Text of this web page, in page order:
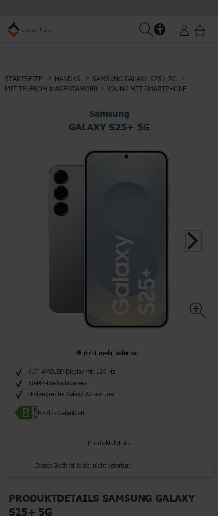
STARTSEITE HANDYS
SAMSUNG GALAXY S25+ 5G
MIT TELEKOM MAGENTAMOBIL L YOUNG MIT SMARTPHONE
Samsung
GALAXY S25+ 5G
nicht mehr lieferbar
6,7’’-AMOLED-Display mit 120 Hz
50-MP-Dreifachkamera
Umfangreiche Galaxy AI-Features
Produktdatenblatt
Produktdetails
Dieses Gerät ist leider nicht lieferbar.
PRODUKTDETAILS SAMSUNG GALAXY
S25+ 5G